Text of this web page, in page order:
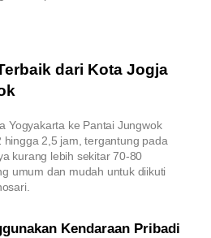
dari Kota Jogja
Yogyakarta ke Pantai Jungwok
hingga 2,5 jam, tergantung pada
kurang lebih sekitar 70-80
umum dan mudah untuk diikuti
Kendaraan Pribadi